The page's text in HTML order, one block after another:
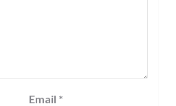
Email *